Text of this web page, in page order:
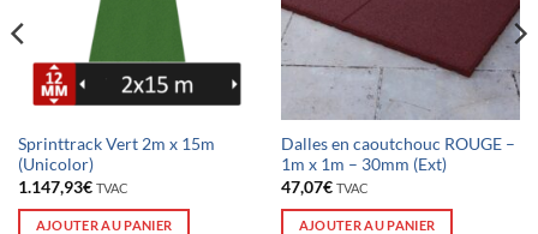
Sprinttrack Vert 2m x 15m
(Unicolor)
1.147,93€ TVAC
AJOUTER AU PANIER
Dalles en caoutchouc ROUGE –
1m x 1m – 30mm (Ext)
47,07€ TVAC
AJOUTER AU PANIER